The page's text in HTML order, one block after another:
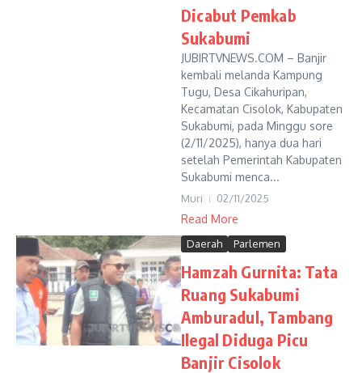
Dicabut Pemkab
Sukabumi
JUBIRTVNEWS.COM – Banjir
kembali melanda Kampung
Tugu, Desa Cikahuripan,
Kecamatan Cisolok, Kabupaten
Sukabumi, pada Minggu sore
(2/11/2025), hanya dua hari
setelah Pemerintah Kabupaten
Sukabumi menca...
Muri 02/11/2025
Read More
Daerah Parlemen
Hamzah Gurnita: Tata
Ruang Sukabumi
Amburadul, Tambang
Ilegal Diduga Picu
Banjir Cisolok